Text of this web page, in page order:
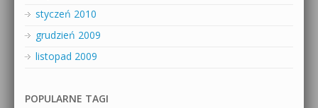
styczeń 2010
grudzień 2009
listopad 2009
POPULARNE TAGI